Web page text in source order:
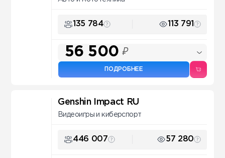
135 784 113 791
56 500 ₽
ПОДРОБНЕЕ
Genshin Impact RU
Видеоигры и киберспорт
446 007 57 280